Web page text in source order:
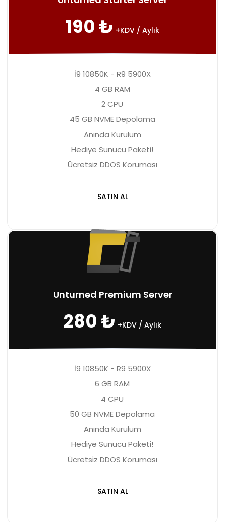
190 ₺ +KDV / Aylık
İ9 10850K - R9 5900X
4 GB RAM
2 CPU
45 GB NVME Depolama
Anında Kurulum
Hediye Sunucu Paketi!
Ücretsiz DDOS Koruması
SATIN AL
Unturned Premium Server
280 ₺ +KDV / Aylık
İ9 10850K - R9 5900X
6 GB RAM
4 CPU
50 GB NVME Depolama
Anında Kurulum
Hediye Sunucu Paketi!
Ücretsiz DDOS Koruması
SATIN AL